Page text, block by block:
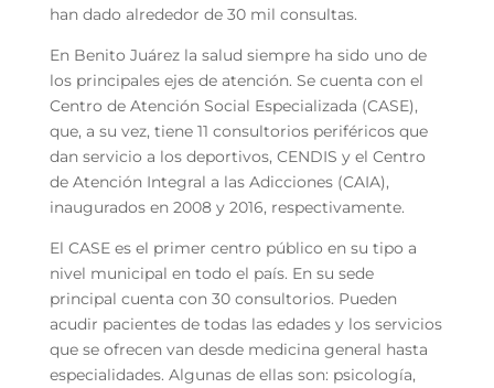
han dado alrededor de 30 mil consultas.
En Benito Juárez la salud siempre ha sido uno de
los principales ejes de atención. Se cuenta con el
Centro de Atención Social Especializada (CASE),
que, a su vez, tiene 11 consultorios periféricos que
dan servicio a los deportivos, CENDIS y el Centro
de Atención Integral a las Adicciones (CAIA),
inaugurados en 2008 y 2016, respectivamente.
El CASE es el primer centro público en su tipo a
nivel municipal en todo el país. En su sede
principal cuenta con 30 consultorios. Pueden
acudir pacientes de todas las edades y los servicios
que se ofrecen van desde medicina general hasta
especialidades. Algunas de ellas son: psicología,